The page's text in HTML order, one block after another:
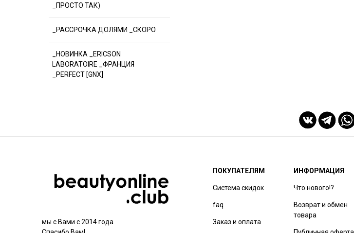
_ПРОСТО ТАК)
_РАССРОЧКА ДОЛЯМИ _СКОРО
_НОВИНКА _ERICSON
LABORATOIRE _ФРАНЦИЯ
_PERFECT [GNX]
мы с Вами с 2014 года
ПОКУПАТЕЛЯМ
Система скидок
faq
Заказ и оплата
ИНФОРМАЦИЯ
Что нового!?
Возврат и обмен
товара